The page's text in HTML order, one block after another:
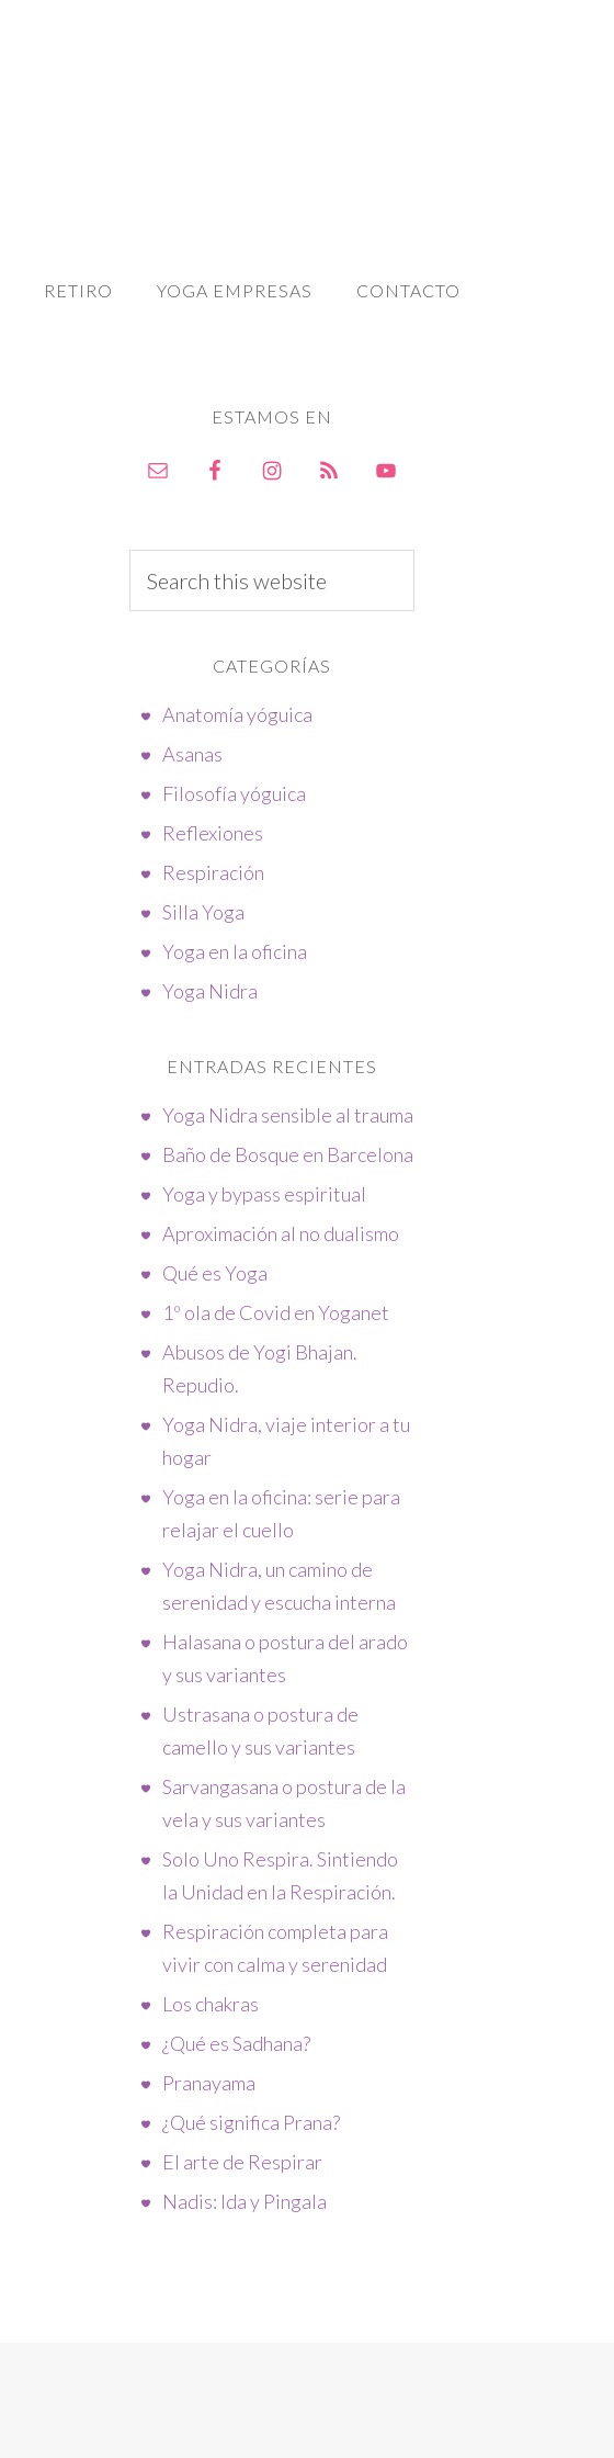
RETIRO YOGA EMPRESAS CONTACTO
ESTAMOS EN
CATEGORÍAS
Anatomía yóguica
Asanas
Filosofía yóguica
Reflexiones
Respiración
Silla Yoga
Yoga en la oficina
Yoga Nidra
ENTRADAS RECIENTES
Yoga Nidra sensible al trauma
Baño de Bosque en Barcelona
Yoga y bypass espiritual
Aproximación al no dualismo
Qué es Yoga
1º ola de Covid en Yoganet
Abusos de Yogi Bhajan.
Repudio.
Yoga Nidra, viaje interior a tu
hogar
Yoga en la oficina: serie para
relajar el cuello
Yoga Nidra, un camino de
serenidad y escucha interna
Halasana o postura del arado
y sus variantes
Ustrasana o postura de
camello y sus variantes
Sarvangasana o postura de la
vela y sus variantes
Solo Uno Respira. Sintiendo
la Unidad en la Respiración.
Respiración completa para
vivir con calma y serenidad
Los chakras
¿Qué es Sadhana?
Pranayama
¿Qué significa Prana?
El arte de Respirar
Nadis: Ida y Pingala